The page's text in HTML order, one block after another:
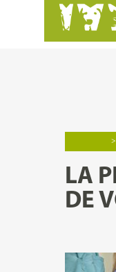
LA
DE